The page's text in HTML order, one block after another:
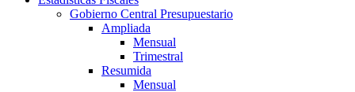
Gobierno Central Presupuestario
Ampliada
Mensual
Trimestral
Resumida
Mensual